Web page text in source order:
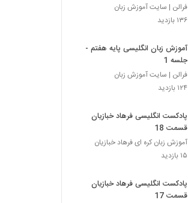
فرالن | سایت آموزش زبان
۱۳۶ بازدید
آموزش زبان انگلیسی پایه هفتم -
جلسه 1
فرالن | سایت آموزش زبان
۱۲۴ بازدید
پادکست انگلیسی فرهاد خبازیان
قسمت 18
آموزش زبان کره ای فرهاد خبازیان
۱۵ بازدید
پادکست انگلیسی فرهاد خبازیان
قسمت 17